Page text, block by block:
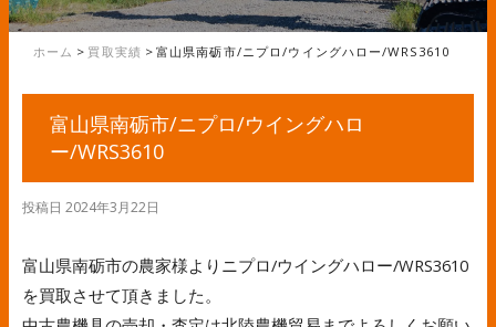
ホーム > 買取実績 > 富山県南砺市/ニプロ/ウイングハロー/WRS3610
富山県南砺市/ニプロ/ウイングハロ
ー/WRS3610
投稿日 2024年3月22日
富山県南砺市の農家様よりニプロ/ウイングハロー/WRS3610
を買取させて頂きました。